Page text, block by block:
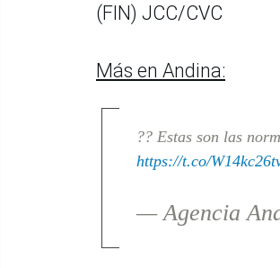
(FIN) JCC/CVC
Más en Andina:
?? Estas son las
https://t.co/
— Agencia